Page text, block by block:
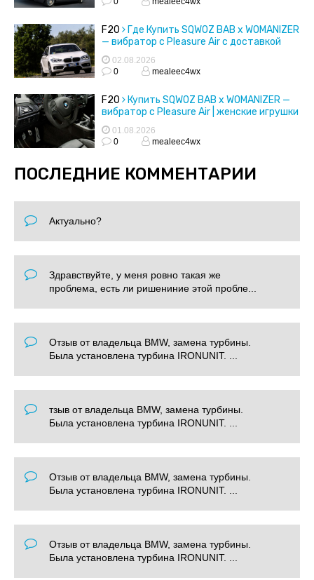
F20
Где Купить SQWOZ BAB x WOMANIZER
— вибратор с Pleasure Air с доставкой
02.08.2026
0
mealeec4wx
F20
Купить SQWOZ BAB x WOMANIZER —
вибратор с Pleasure Air | женские игрушки
01.08.2026
0
mealeec4wx
ПОСЛЕДНИЕ КОММЕНТАРИИ
Актуально?
Здравствуйте, у меня ровно такая же
проблема, есть ли ришениние этой пробле...
Отзыв от владельца BMW, замена турбины.
Была установлена турбина IRONUNIT. ...
тзыв от владельца BMW, замена турбины.
Была установлена турбина IRONUNIT. ...
Отзыв от владельца BMW, замена турбины.
Была установлена турбина IRONUNIT. ...
Отзыв от владельца BMW, замена турбины.
Была установлена турбина IRONUNIT. ...